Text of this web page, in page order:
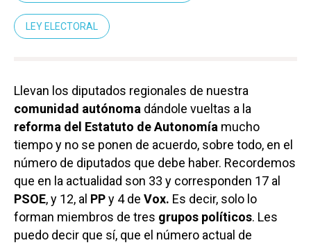
LEY ELECTORAL
Llevan los diputados regionales de nuestra
comunidad autónoma dándole vueltas a la
reforma del Estatuto de Autonomía mucho
tiempo y no se ponen de acuerdo, sobre todo, en el
número de diputados que debe haber. Recordemos
que en la actualidad son 33 y corresponden 17 al
PSOE, y 12, al PPy 4 de Vox. Es decir, solo lo
forman miembros de tres grupos políticos. Les
puedo decir que sí, que el número actual de